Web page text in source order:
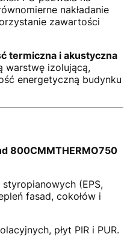
nakładanie
zawartości
termiczna i akustyczna
warstwę izolującą,
energetyczną budynku
800CMMTHERMO750
(EPS,
fasad, cokołów i
płyt PIR i PUR.